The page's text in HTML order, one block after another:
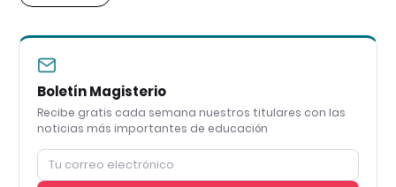
Boletín Magisterio
Recibe gratis cada semana nuestros titulares con las
noticias más importantes de educación